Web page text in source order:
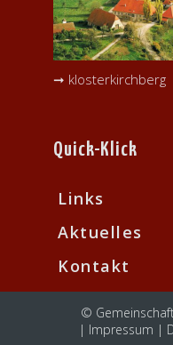
➞ klosterkirchberg
Quick-Klick
Links
Aktuelles
Kontakt
©
| Impressum |